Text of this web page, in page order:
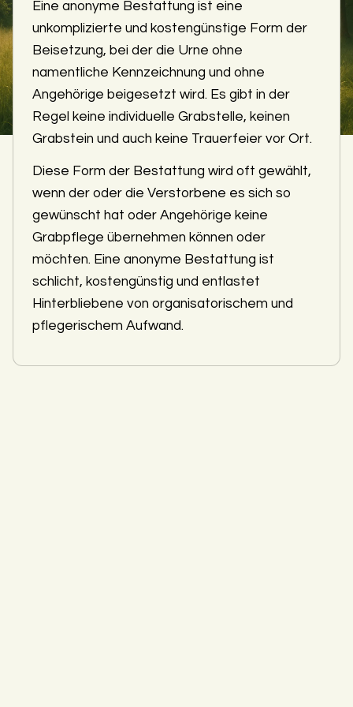
Eine anonyme Bestattung ist eine
unkomplizierte und kostengünstige Form der
Beisetzung, bei der die Urne ohne
namentliche Kennzeichnung und ohne
Angehörige beigesetzt wird. Es gibt in der
Regel keine individuelle Grabstelle, keinen
Grabstein und auch keine Trauerfeier vor Ort.
Diese Form der Bestattung wird oft gewählt,
wenn der oder die Verstorbene es sich so
gewünscht hat oder Angehörige keine
Grabpflege übernehmen können oder
möchten. Eine anonyme Bestattung ist
schlicht, kostengünstig und entlastet
Hinterbliebene von organisatorischem und
pflegerischem Aufwand.